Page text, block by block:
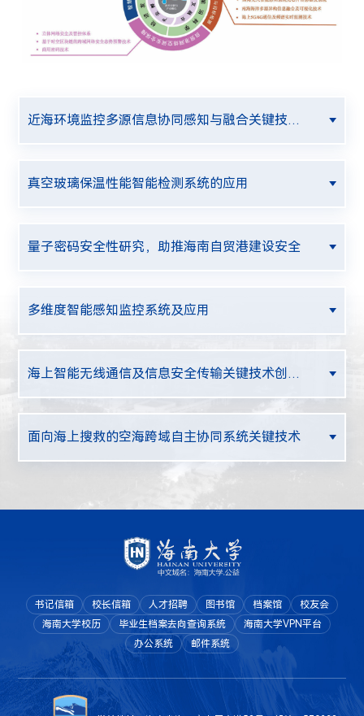
近海环境监控多源信息协同感知与融合关键技术及其应用
真空玻璃保温性能智能检测系统的应用
量子密码安全性研究，助推海南自贸港建设安全
多维度智能感知监控系统及应用
海上智能无线通信及信息安全传输关键技术创新与研究
面向海上搜救的空海跨域自主协同系统关键技术
书记信箱 校长信箱 人才招聘 图书馆 档案馆
校友会
海南大学校历
毕业生档案去向查询系统
海南大学VPN平台
办公系统
邮件系统